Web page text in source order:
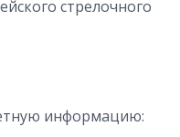
стрелочного
информацию: